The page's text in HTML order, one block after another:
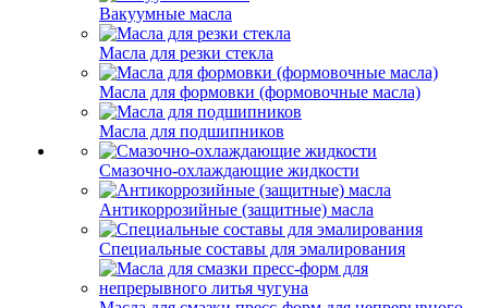
Вакуумные масла
Масла для резки стекла
Масла для формовки (формовочные масла)
Масла для подшипников
Смазочно-охлаждающие жидкости
Антикоррозийные (защитные) масла
Специальные составы для эмалирования